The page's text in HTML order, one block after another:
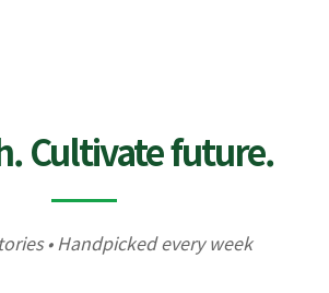
Cultivate future.
• Handpicked every week